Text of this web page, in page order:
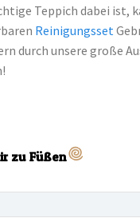
Teppich dabei ist,
Reinigungsset
durch unsere große
zu Füßen